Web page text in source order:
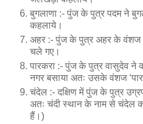
बुगलाणा :- पुंज के पुत्र पदम ने
कहलाये।
अहर :- पुंज के पुत्र अहर के वंशज
चले गए।
पारकरा :- पुंज के पुत्र वासुदेव ने
नगर बसाया अतः उसके वंशज
चंदेल :- दक्षिण में पुंज के पुत्र
अतः चंदी स्थान के नाम से चंदेल
हैं।)